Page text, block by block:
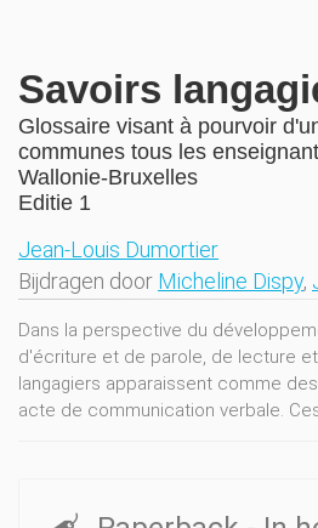
Savoirs
Glossaire visant à pourvoir
communes tous les
Wallonie-Bruxelles
Editie 1
Jean-Louis Dumortier
Bijdragen door Micheline Dispy,
Dans la perspective du
d'écriture et de parole, de lecture
langagiers apparaissent comme
acte de communication verbale.
dimension du texte, dans celle de